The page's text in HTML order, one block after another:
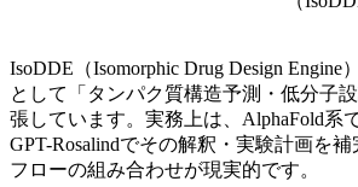
IsoDDE（Isomorphic Drug Design Engine
として「タンパク質構造予測・低分子
張しています。実務上は、AlphaFold系
GPT-Rosalindでその解釈・実験計画を
フローの組み合わせが現実的です。